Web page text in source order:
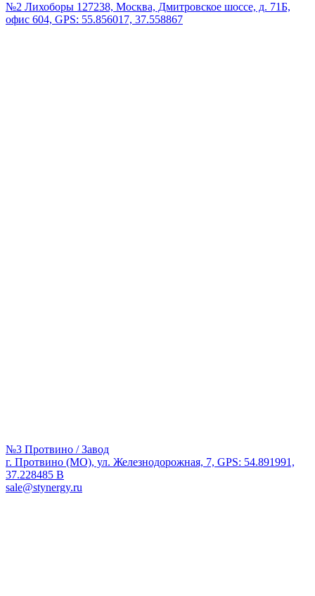
№2 Лихоборы 127238, Москва, Дмитровское шоссе, д. 71Б,
офис 604, GPS: 55.856017, 37.558867
№3 Протвино / Завод
г. Протвино (МО), ул. Железнодорожная, 7, GPS: 54.891991,
37.228485 В
sale@stynergy.ru